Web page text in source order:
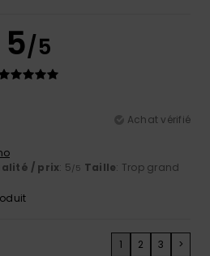
5/5
Achat vérifié
/ prix: 5/5 Taille: Trop grand
1 2 3 >